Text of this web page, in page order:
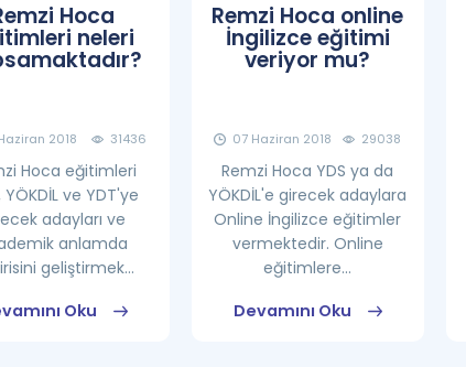
Hoca
neleri
2018 31436
Hoca eğitimleri
YÖKDİL ve YDT'ye
adayları ve
anlamda
geliştirmek...
Oku
Remzi Hoca online
İngilizce eğitimi
veriyor mu?
07 Haziran 2018 29038
Remzi Hoca YDS ya da
YÖKDİL'e girecek adaylara
Online İngilizce eğitimler
vermektedir. Online
eğitimlere...
Devamını Oku